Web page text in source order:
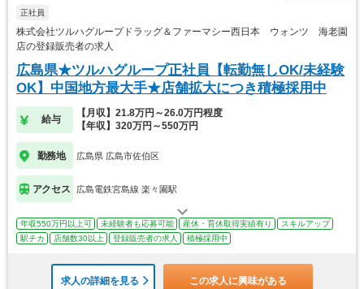
正社員
株式会社ツルハグループドラッグ＆ファーマシー西日本 ウォンツ 海老園
店の登録販売者の求人
広島県★ツルハグループ正社員【転勤無しOK/未経験
OK】中国地方最大手★店舗拡大につき積極採用中
給与
【月収】21.8万円～26.0万円程度
【年収】320万円～550万円
勤務地 広島県 広島市佐伯区
アクセス 広島電鉄宮島線 楽々園駅
年収550万円以上可 未経験者も応募可能 産休・育休取得実績有り
スキルアップ
駅チカ
店舗数30以上 登録販売者の求人 積極採用中
求人の詳細を見る この求人に興味がある